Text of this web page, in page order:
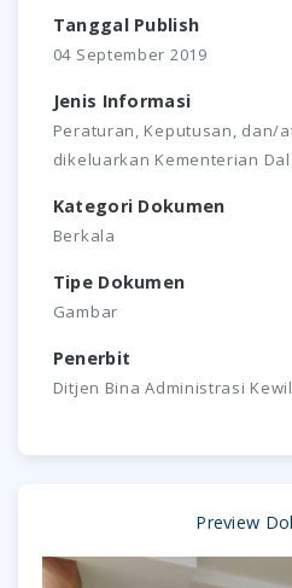
Tanggal Publish
04 September 2019
Jenis Informasi
Peraturan, Keputusan, dan/
dikeluarkan Kementerian
Kategori Dokumen
Berkala
Tipe Dokumen
Gambar
Penerbit
Ditjen Bina Administrasi
Preview